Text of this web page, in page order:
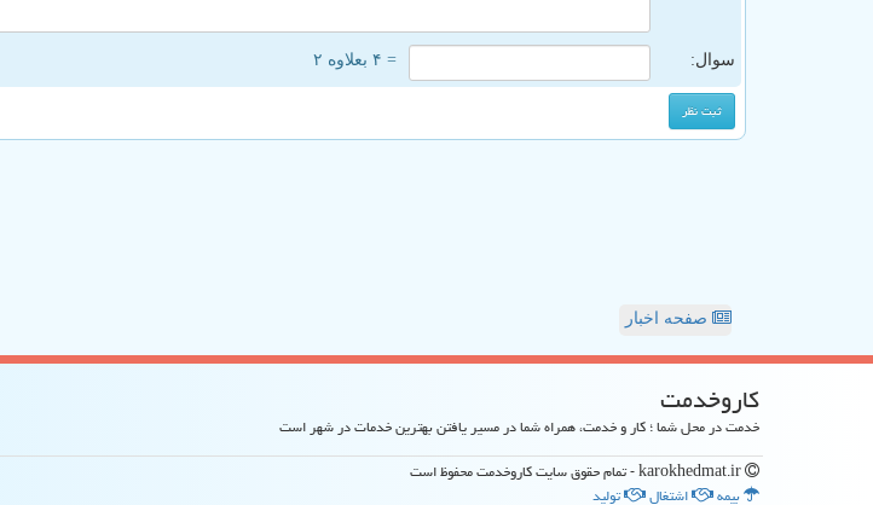
سوال: = ۴ بعلاوه ۲
صفحه اخبار
كاروخدمت
خدمت در محل شما ؛ کار و خدمت، همراه شما در مسیر یافتن بهترین خدمات در شهر است
بیمه
اشتغال تولید